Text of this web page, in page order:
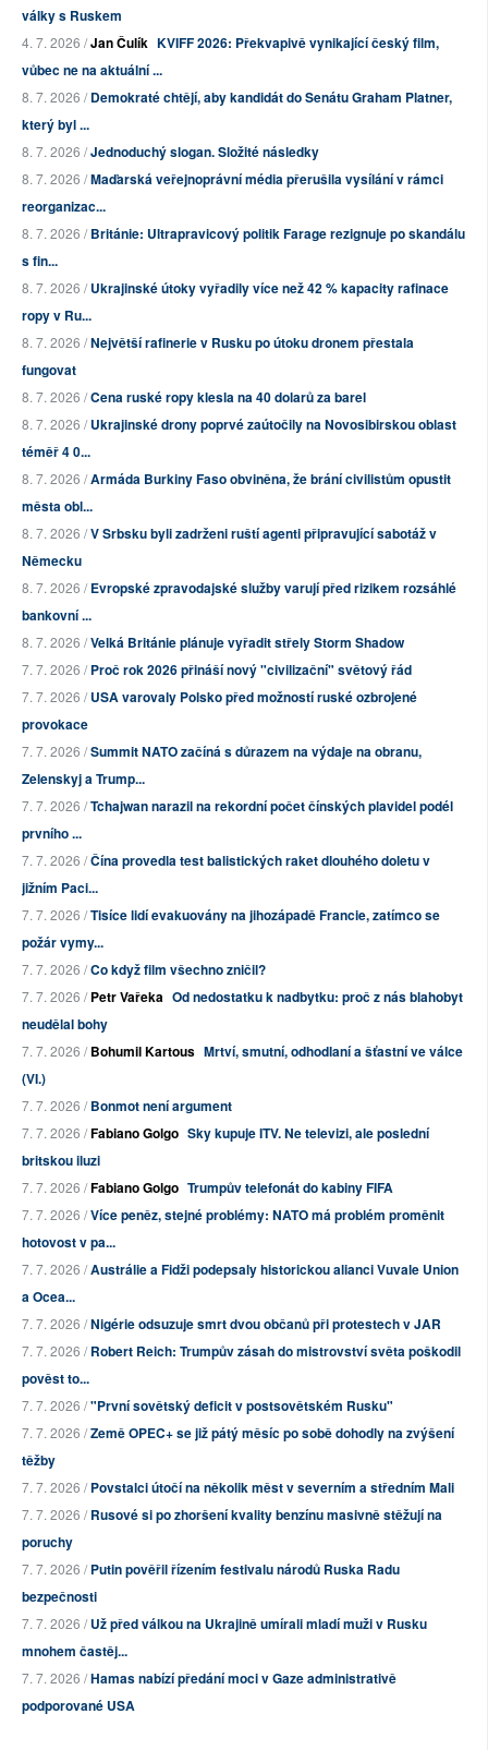
války s Ruskem
4. 7. 2026 /Jan Čulík KVIFF 2026: Překvapivě vynikající český film,
vůbec ne na aktuální ...
8. 7. 2026 /Demokraté chtějí, aby kandidát do Senátu Graham Platner,
který byl ...
8. 7. 2026 /Jednoduchý slogan. Složité následky
8. 7. 2026 /Maďarská veřejnoprávní média přerušila vysílání v rámci
reorganizac...
8. 7. 2026 /Británie: Ultrapravicový politik Farage rezignuje po skandálu
s fin...
8. 7. 2026 /Ukrajinské útoky vyřadily více než 42 % kapacity rafinace
ropy v Ru...
8. 7. 2026 /Největší rafinerie v Rusku po útoku dronem přestala
fungovat
8. 7. 2026 /Cena ruské ropy klesla na 40 dolarů za barel
8. 7. 2026 /Ukrajinské drony poprvé zaútočily na Novosibirskou oblast
téměř 4 0...
8. 7. 2026 /Armáda Burkiny Faso obviněna, že brání civilistům opustit
města obl...
8. 7. 2026 /V Srbsku byli zadrženi ruští agenti připravující sabotáž v
Německu
8. 7. 2026 /Evropské zpravodajské služby varují před rizikem rozsáhlé
bankovní ...
8. 7. 2026 /Velká Británie plánuje vyřadit střely Storm Shadow
7. 7. 2026 /Proč rok 2026 přináší nový "civilizační" světový řád
7. 7. 2026 /USA varovaly Polsko před možností ruské ozbrojené
provokace
7. 7. 2026 /Summit NATO začíná s důrazem na výdaje na obranu,
Zelenskyj a Trump...
7. 7. 2026 /Tchajwan narazil na rekordní počet čínských plavidel podél
prvního ...
7. 7. 2026 /Čína provedla test balistických raket dlouhého doletu v
jižním Paci...
7. 7. 2026 /Tisíce lidí evakuovány na jihozápadě Francie, zatímco se
požár vymy...
7. 7. 2026 /Co když film všechno zničil?
7. 7. 2026 /Petr Vařeka Od nedostatku k nadbytku: proč z nás blahobyt
neudělal bohy
7. 7. 2026 /Bohumil Kartous Mrtví, smutní, odhodlaní a šťastní ve válce
(VI.)
7. 7. 2026 /Bonmot není argument
7. 7. 2026 /Fabiano Golgo Sky kupuje ITV. Ne televizi, ale poslední
britskou iluzi
7. 7. 2026 /Fabiano Golgo Trumpův telefonát do kabiny FIFA
7. 7. 2026 /Více peněz, stejné problémy: NATO má problém proměnit
hotovost v pa...
7. 7. 2026 /Austrálie a Fidži podepsaly historickou alianci Vuvale Union
a Ocea...
7. 7. 2026 /Nigérie odsuzuje smrt dvou občanů při protestech v JAR
7. 7. 2026 /Robert Reich: Trumpův zásah do mistrovství světa poškodil
pověst to...
7. 7. 2026 /"První sovětský deficit v postsovětském Rusku"
7. 7. 2026 /Země OPEC+ se již pátý měsíc po sobě dohodly na zvýšení
těžby
7. 7. 2026 /Povstalci útočí na několik měst v severním a středním Mali
7. 7. 2026 /Rusové si po zhoršení kvality benzínu masivně stěžují na
poruchy
7. 7. 2026 /Putin pověřil řízením festivalu národů Ruska Radu
bezpečnosti
7. 7. 2026 /Už před válkou na Ukrajině umírali mladí muži v Rusku
mnohem častěj...
7. 7. 2026 /Hamas nabízí předání moci v Gaze administrativě
podporované USA